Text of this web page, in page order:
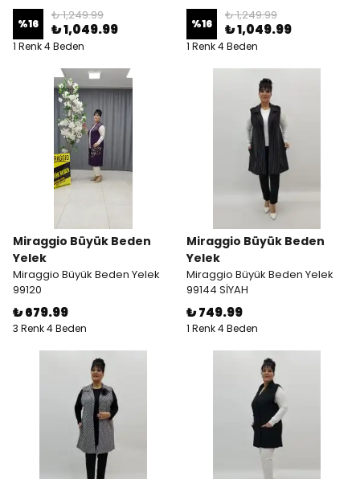
%16
₺ 1,249.99
₺ 1,049.99
1 Renk 4 Beden
%16
₺ 1,249.99
₺ 1,049.99
1 Renk 4 Beden
Miraggio Büyük Beden
Yelek
Miraggio Büyük Beden Yelek
99120
₺ 679.99
3 Renk 4 Beden
Miraggio Büyük Beden
Yelek
Miraggio Büyük Beden Yelek
99144 SİYAH
₺ 749.99
1 Renk 4 Beden